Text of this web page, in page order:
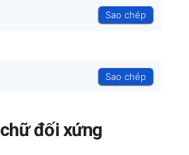
Sao chép
Sao chép
đối xứng